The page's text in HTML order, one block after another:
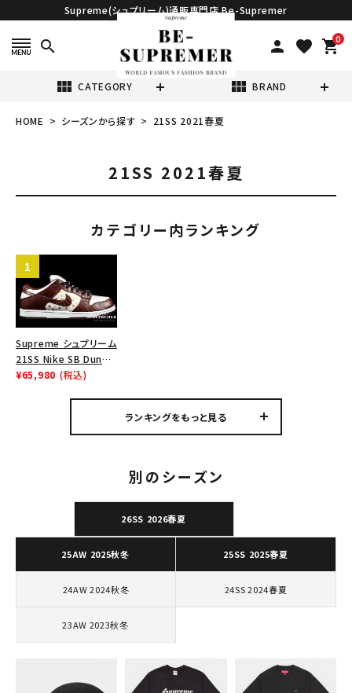
Supreme(シュプリーム)通販専門店 Be-Supremer
search person favorite 0
shopping_cart
view_module CATEGORY view_module BRAND
NEW ITEMS
CATEGORY
Tシャツ・ロングスリーブ
パーカー・トレーナー
バックパック・リュック
その他バッグ類
スニーカー・ブーツ
COLLABORATION BRAND
HOME シーズンから探す 21SS 2021春夏
21SS 2021春夏
カテゴリー内ランキング
Supreme シュプリーム
21SS Nike SB Dunk
Low ナイキSBダンクロ
¥65,980 (税込)
ランキングをもっと見る
別のシーズン
26SS 2026春夏
25AW 2025秋冬 25SS 2025春夏
24AW 2024秋冬 24SS 2024春夏
23AW 2023秋冬